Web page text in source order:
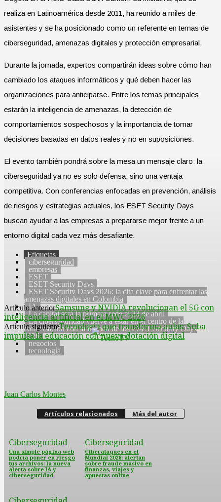
realiza en Latinoamérica desde 2011, ha reunido a miles de
asistentes y se ha posicionado como un referente en temas de
ciberseguridad, amenazas digitales y protección empresarial.
Durante la jornada, expertos compartirán ideas sobre cómo han
cambiado los ataques informáticos y qué deben hacer las
organizaciones para anticiparse. Entre los temas principales
estarán la inteligencia de amenazas, la detección de
comportamientos sospechosos y la importancia de tomar
decisiones basadas en datos reales y no en suposiciones.
El evento también pondrá sobre la mesa un mensaje claro: la
ciberseguridad ya no es solo defensa, sino una ventaja
competitiva. Con conferencias enfocadas en prevención, análisis
de riesgos y estrategias actuales, los ESET Security Days
buscan ayudar a las empresas a prepararse mejor frente a un
entorno digital cada vez más desafiante.
Etiquetas
ciberseguridad
empresas
ESET
ESET Security Days
ESET Security Days 2026: la cita clave para enfrentar las
amenazas digitales en Colombia
IA
La capital será la primera sede el 23 de abril
La ciberseguridad vuelve a estar en el centro de la
conversación con la llegada de los ESET Security Days
2026
negocios
tecnología
Artículo anteriorSamsung y NVIDIA revolucionan el 5G con
inteligencia artificial en el MWC 2026
Artículo siguienteTecnología que transforma aulas: Suba
impulsa la educación con nueva dotación digital
Juan Carlos Montes
Artículos relacionados Más del autor
Ciberseguridad
Una simple página web
podría poner en riesgo
tus archivos: la nueva
alerta sobre IA y
ciberseguridad
Ciberseguridad
Ciberataques en el
Mundial 2026: alertan
sobre fraude masivo en
finanzas, viajes y
apuestas online